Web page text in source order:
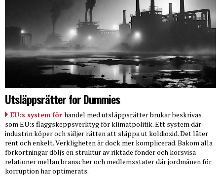
Utsläppsrätter for Dummies
EU:s system för handel med utsläppsrätter brukar beskrivas
som EU:s flaggskeppsverktyg för klimatpolitik. Ett system där
industrin köper och säljer rätten att släppa ut koldioxid. Det låter
rent och enkelt. Verkligheten är dock mer komplicerad. Bakom alla
förkortningar döljs en struktur av riktade fonder och korsvisa
relationer mellan branscher och medlemsstater där jordmånen för
korruption har optimerats.